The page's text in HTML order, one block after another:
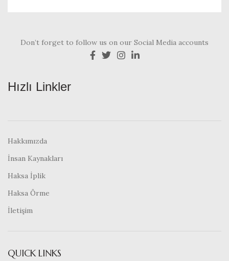
Don’t forget to follow us on our Social Media accounts
Hızlı Linkler
Hakkımızda
İnsan Kaynakları
Haksa İplik
Haksa Örme
İletişim
QUICK LINKS